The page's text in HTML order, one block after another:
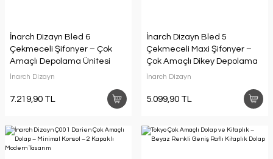
İnarch Dizayn Bled 6
Çekmeceli Şifonyer – Çok
Amaçlı Depolama Ünitesi
İnarch Dizayn
7.219,90 TL
İnarch Dizayn Bled 5
Çekmeceli Maxi Şifonyer –
Çok Amaçlı Dikey Depolama
Ünitesi
İnarch Dizayn
5.099,90 TL